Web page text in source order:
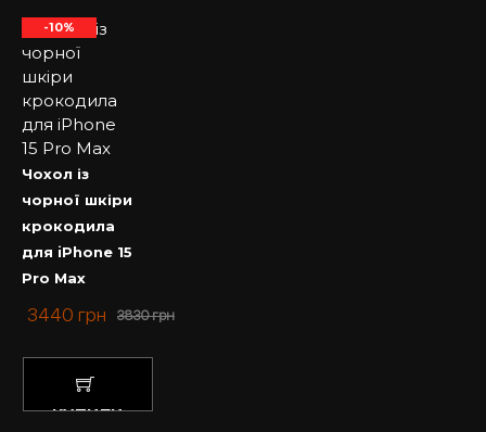
-10%
Чохол із
чорної шкіри
крокодила
для iPhone 15
Pro Max
3830грн
3440 грн
КУПИТИ